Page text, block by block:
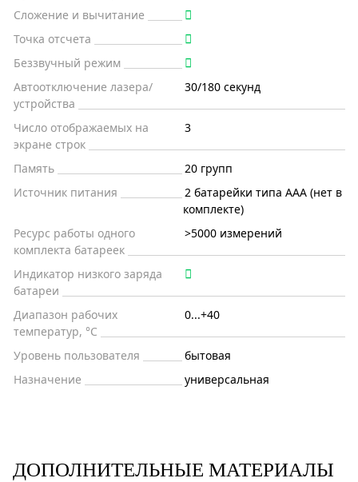
Сложение и вычитание
Точка отсчета
Беззвучный режим
Автоотключение лазера/
устройства
30/180 секунд
Число отображаемых на
экране строк
3
Память
20 групп
Источник питания
2 батарейки типа AAA (нет в
комплекте)
Ресурс работы одного
комплекта батареек
>5000 измерений
Индикатор низкого заряда
батареи
Диапазон рабочих
температур, °С
0...+40
Уровень пользователя
бытовая
Назначение
универсальная
ДОПОЛНИТЕЛЬНЫЕ МАТЕРИАЛЫ